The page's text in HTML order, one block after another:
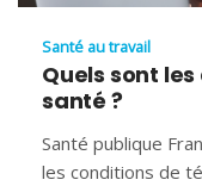
Santé au travail
Quels sont
santé ?
Santé publique
les conditions de